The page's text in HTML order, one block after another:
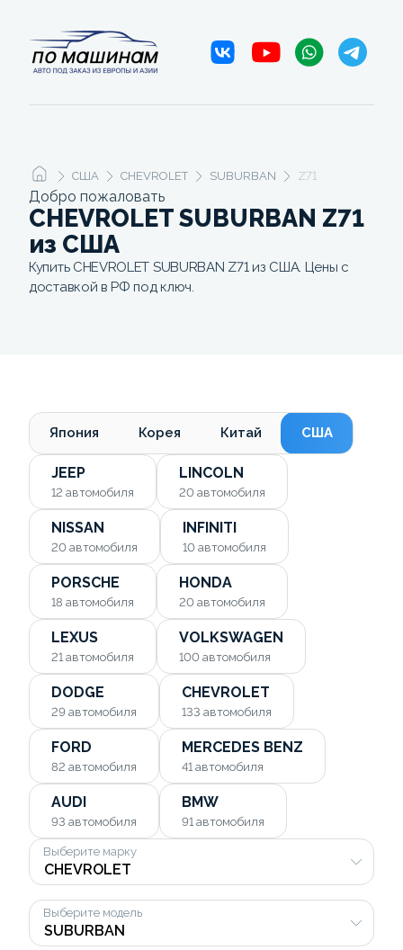
США CHEVROLET SUBURBAN Z71
Добро пожаловать
CHEVROLET SUBURBAN Z71
из США
Купить CHEVROLET SUBURBAN Z71 из США. Цены с
доставкой в РФ под ключ.
Япония Корея Китай США
JEEP
12 автомобиля
LINCOLN
20 автомобиля
NISSAN
20 автомобиля
INFINITI
10 автомобиля
PORSCHE
18 автомобиля
HONDA
20 автомобиля
LEXUS
21 автомобиля
VOLKSWAGEN
100 автомобиля
DODGE
29 автомобиля
CHEVROLET
133 автомобиля
FORD
82 автомобиля
MERCEDES BENZ
41 автомобиля
AUDI
93 автомобиля
BMW
91 автомобиля
Выберите марку
Выберите модель